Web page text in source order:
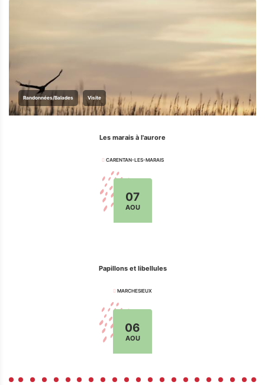
Randonnées/Balades Visite
Les marais à l'aurore
CARENTAN-LES-MARAIS
07
AOU
Papillons et libellules
MARCHESIEUX
06
AOU